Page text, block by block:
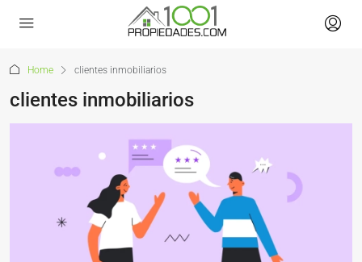
Home clientes inmobiliarios
clientes inmobiliarios